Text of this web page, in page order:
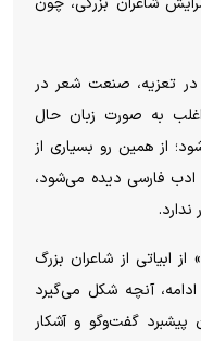
تعزیه، صنعت شعر در
به صورت زبان حال
از همین رو بسیاری از
ادب فارسی دیده می‌شود،
ابیاتی از شاعران بزرگ
آنچه شکل می‌گیرد
گفت‌و‌گو و آشکار